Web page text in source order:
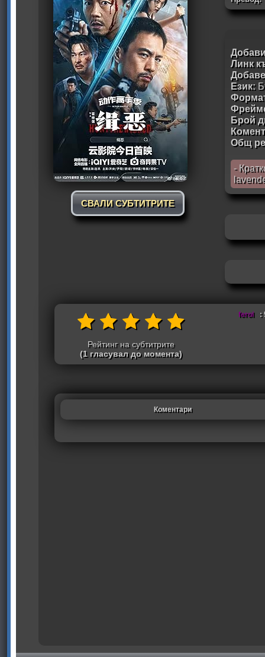
СВАЛИ СУБТИТРИТЕ
Линк
Език:
Брой
Общ
-
Рейтинг на субтитрите
(1 гласувал до момента)
ferol :
Коментари